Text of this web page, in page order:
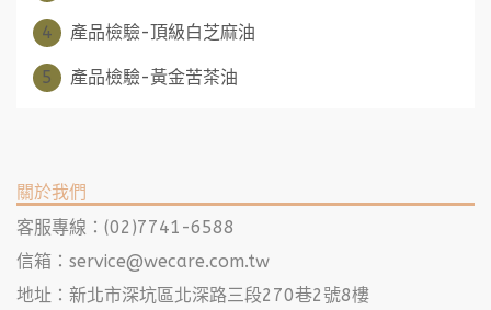
4 產品檢驗-頂級白芝麻油
5 產品檢驗-黃金苦茶油
關於我們
客服專線：(02)7741-6588
信箱： service@wecare.com.tw
地址：新北市深坑區北深路三段270巷2號8樓